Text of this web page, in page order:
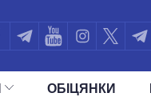
ОБIЦЯНКИ